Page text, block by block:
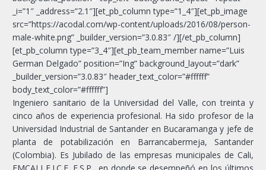
_i=”1″ _address=”2.1″][et_pb_column type=”1_4″][et_pb_image
src=”https://acodal.com/wp-content/uploads/2016/08/person-
male-white.png” _builder_version=”3.0.83″ /][/et_pb_column]
[et_pb_column type=”3_4″][et_pb_team_member name=”Luis
German Delgado” position=”Ing” background_layout=”dark”
_builder_version=”3.0.83″ header_text_color=”#ffffff”
body_text_color=”#ffffff”]
Ingeniero sanitario de la Universidad del Valle, con treinta y
cinco años de experiencia profesional. Ha sido profesor de la
Universidad Industrial de Santander en Bucaramanga y jefe de
planta de potabilización en Barrancabermeja, Santander
(Colombia). Es Jubilado de las empresas municipales de Cali,